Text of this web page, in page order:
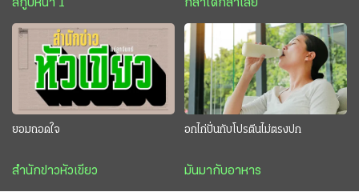
สกู๊ปหน้า 1 กล้าได้กล้าเสีย
ยอมถอดใจ
สำนักข่าวหัวเขียว
อกไก่ปั่นกับโปรตีนไม่ตรงปก
มันมากับอาหาร